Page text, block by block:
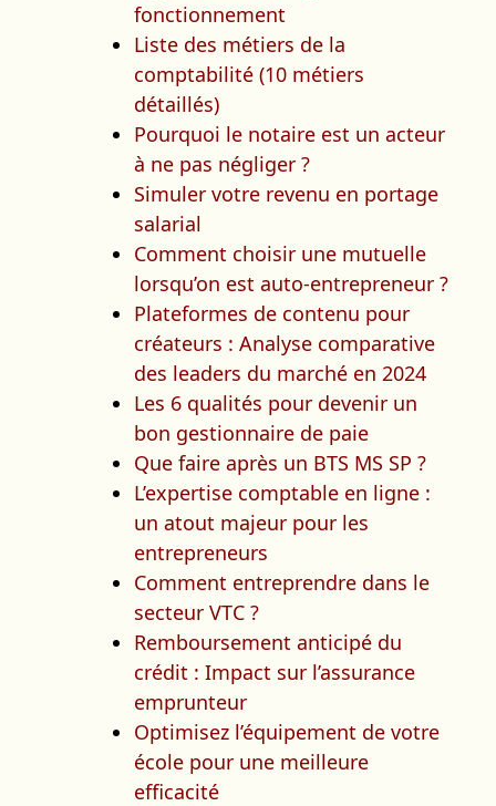
fonctionnement
Liste des métiers de la
comptabilité (10 métiers
détaillés)
Pourquoi le notaire est un acteur
à ne pas négliger ?
Simuler votre revenu en portage
salarial
Comment choisir une mutuelle
lorsqu’on est auto-entrepreneur ?
Plateformes de contenu pour
créateurs : Analyse comparative
des leaders du marché en 2024
Les 6 qualités pour devenir un
bon gestionnaire de paie
Que faire après un BTS MS SP ?
L’expertise comptable en ligne :
un atout majeur pour les
entrepreneurs
Comment entreprendre dans le
secteur VTC ?
Remboursement anticipé du
crédit : Impact sur l’assurance
emprunteur
Optimisez l’équipement de votre
école pour une meilleure
efficacité